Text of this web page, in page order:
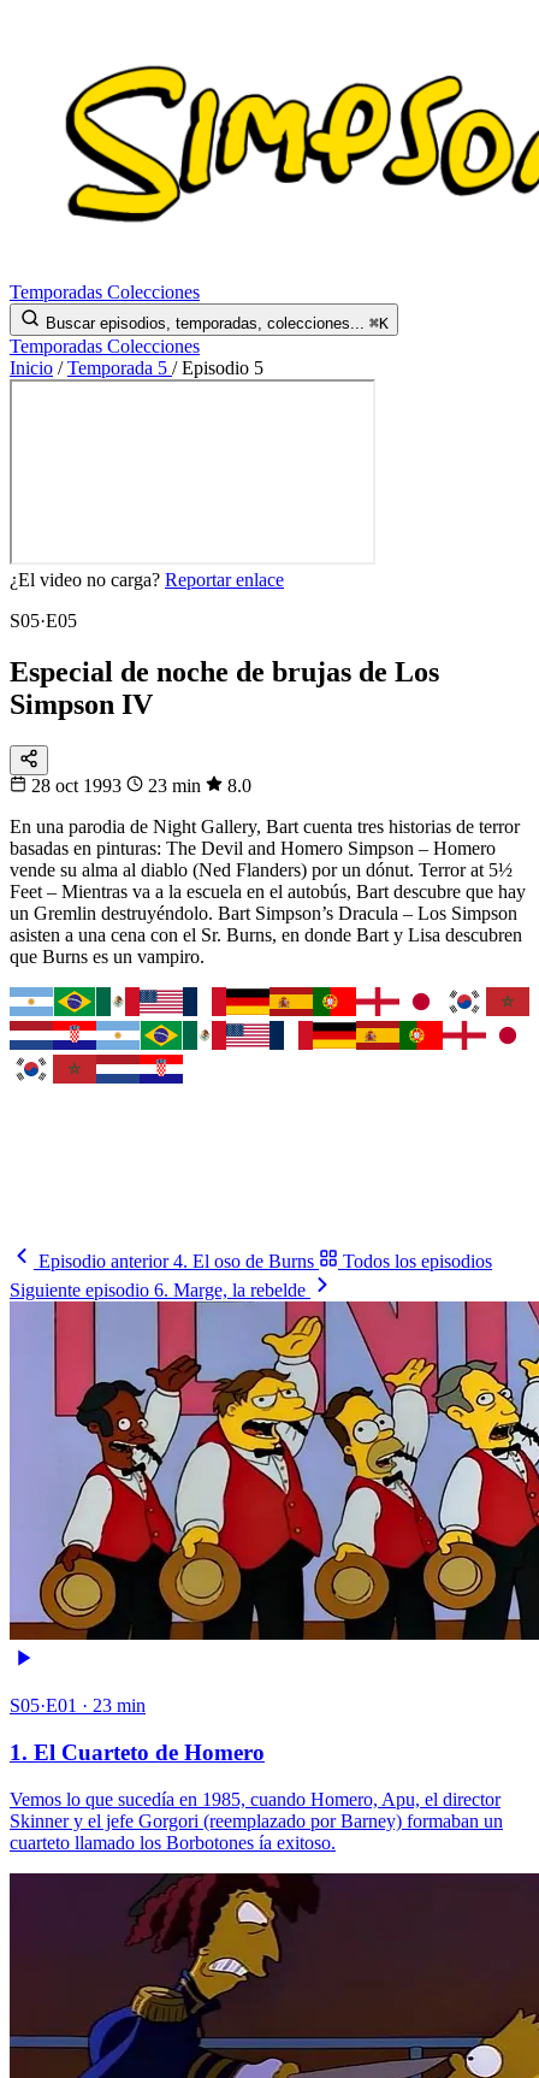
Temporadas Colecciones
Buscar episodios, temporadas, colecciones... ⌘K
Temporadas Colecciones
Inicio / Temporada 5 / Episodio 5
¿El video no carga? Reportar enlace
S05·E05
Especial de noche de brujas de Los
Simpson IV
28 oct 1993 23 min
8.0
En una parodia de Night Gallery, Bart cuenta tres historias de terror
basadas en pinturas: The Devil and Homero Simpson – Homero
vende su alma al diablo (Ned Flanders) por un dónut. Terror at 5½
Feet – Mientras va a la escuela en el autobús, Bart descubre que hay
un Gremlin destruyéndolo. Bart Simpson’s Dracula – Los Simpson
asisten a una cena con el Sr. Burns, en donde Bart y Lisa descubren
que Burns es un vampiro.
Episodio anterior4. El oso de Burns
Todos los episodios
Siguiente episodio 6. Marge, la rebelde
S05·E01 · 23 min
1. El Cuarteto de Homero
Vemos lo que sucedía en 1985, cuando Homero, Apu, el director
Skinner y el jefe Gorgori (reemplazado por Barney) formaban un
cuarteto llamado los Borbotones ía exitoso.